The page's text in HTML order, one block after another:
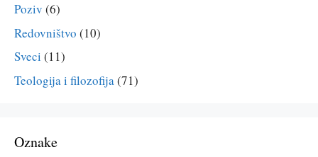
Poziv (6)
Redovništvo (10)
Sveci (11)
Teologija i filozofija (71)
Oznake